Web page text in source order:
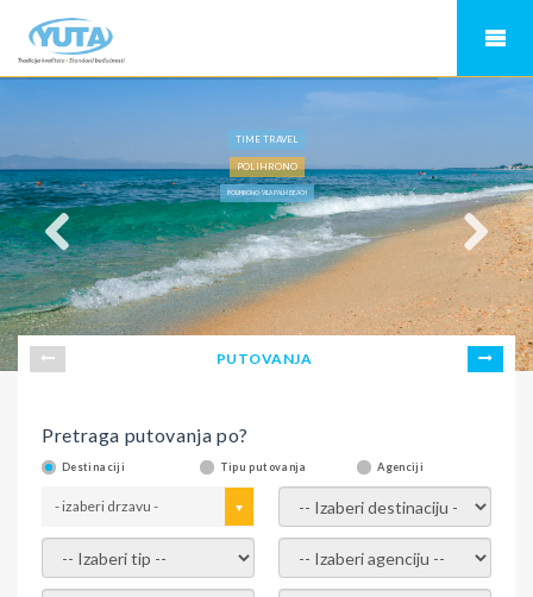
TIME TRAVEL
POLIHRONO
POLIHRONO-VILA PALM BEACH
PUTOVANJA
Pretraga putovanja po?
Destinaciji Tipu putovanja Agenciji
- izaberi drzavu - - izaberi destinaciju -
- izaberi tip - - izaberi agenciju -